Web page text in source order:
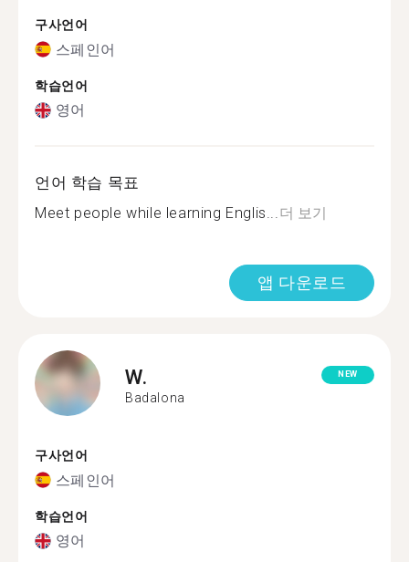
구사언어
스페인어
학습언어
영어
언어 학습 목표
Meet people while learning Englis...더 보기
앱 다운로드
W.
Badalona
NEW
구사언어
스페인어
학습언어
영어